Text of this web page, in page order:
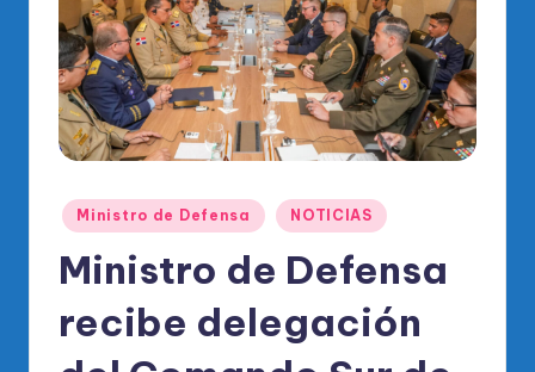
di
o
O
al
Publicado
en
Ministro de Defensa NOTICIAS
Ministro de Defensa
recibe delegación